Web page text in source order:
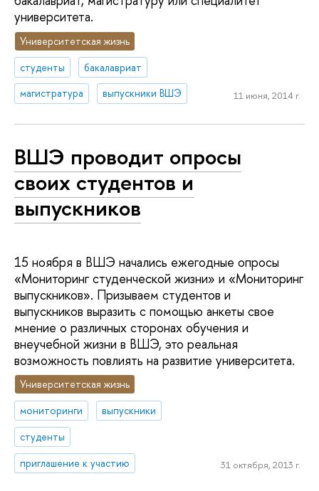
университета.
Университетская жизнь
студенты
бакалавриат
магистратура
выпускники ВШЭ 11 июня, 2014 г.
ВШЭ проводит опросы
своих студентов и
выпускников
15 ноября в ВШЭ начались ежегодные опросы
«Мониторинг студенческой жизни» и «Мониторинг
выпускников». Призываем студентов и
выпускников выразить с помощью анкеты свое
мнение о различных сторонах обучения и
внеучебной жизни в ВШЭ, это реальная
возможность повлиять на развитие университета.
Университетская жизнь
мониторинги
выпускники
студенты
приглашение к участию
31 октября, 2013 г.